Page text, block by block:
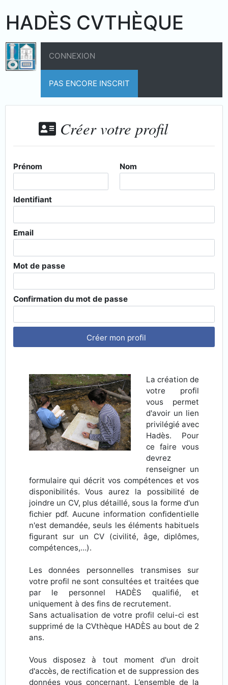
HADÈS CVTHÈQUE
CONNEXION
PAS ENCORE INSCRIT
Créer votre profil
Prénom Nom
Identifiant
Email
Mot de passe
Confirmation du mot de passe
Créer mon profil
La création de
votre profil
vous permet
d'avoir un lien
privilégié avec
Hadès. Pour
ce faire vous
devrez
renseigner un
formulaire qui décrit vos compétences et vos
disponibilités. Vous aurez la possibilité de
joindre un CV, plus détaillé, sous la forme d'un
fichier pdf. Aucune information confidentielle
n'est demandée, seuls les éléments habituels
figurant sur un CV (civilité, âge, diplômes,
compétences,…).
Les données personnelles transmises sur
votre profil ne sont consultées et traitées que
par le personnel HADÈS qualifié, et
uniquement à des fins de recrutement.
Sans actualisation de votre profil celui-ci est
supprimé de la CVthèque HADÈS au bout de 2
ans.
Vous disposez à tout moment d'un droit
d'accès, de rectification et de suppression des
données vous concernant. L’ensemble de la